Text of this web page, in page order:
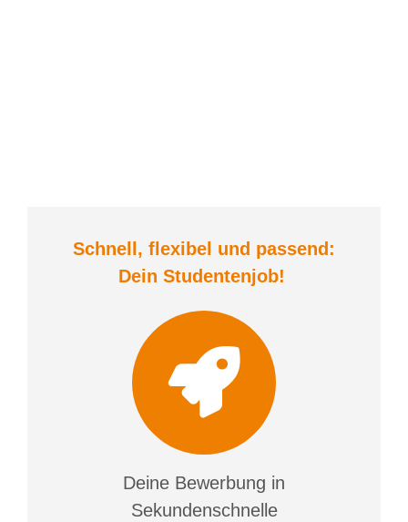
Schnell, flexibel und passend:
Dein Studentenjob!
Deine Bewerbung in
Sekundenschnelle